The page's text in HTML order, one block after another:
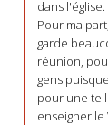
dans
Pour ma
garde
réunion,
gens
pour une
enseigner le